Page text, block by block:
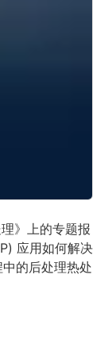
》上的专题报
应用如何解决
的后处理热处